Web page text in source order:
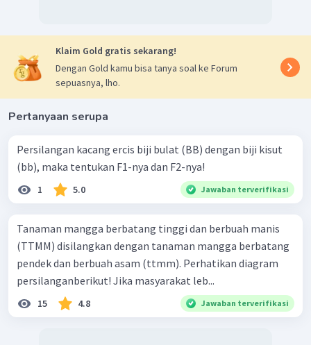
Klaim Gold gratis sekarang!
Dengan Gold kamu bisa tanya soal ke Forum
sepuasnya, lho.
Pertanyaan serupa
Persilangan kacang ercis biji bulat (BB) dengan biji kisut
(bb), maka tentukan F1-nya dan F2-nya!
1 5.0 Jawaban terverifikasi
Tanaman mangga berbatang tinggi dan berbuah manis
(TTMM) disilangkan dengan tanaman mangga berbatang
pendek dan berbuah asam (ttmm). Perhatikan diagram
persilanganberikut! Jika masyarakat leb...
15 4.8 Jawaban terverifikasi